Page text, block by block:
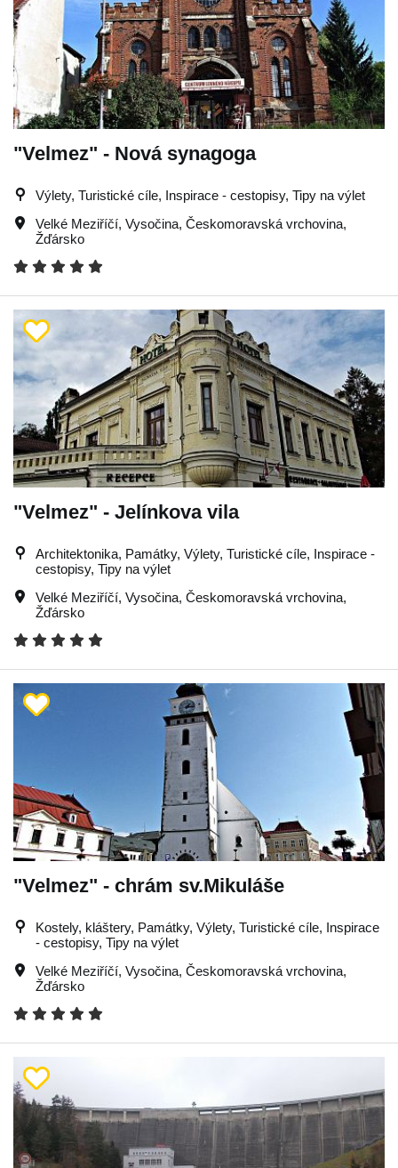
"Velmez" - Nová synagoga
Výlety, Turistické cíle, Inspirace - cestopisy, Tipy na výlet
Velké Meziříčí, Vysočina, Českomoravská vrchovina,
Žďársko
"Velmez" - Jelínkova vila
Architektonika, Památky, Výlety, Turistické cíle, Inspirace -
cestopisy, Tipy na výlet
Velké Meziříčí, Vysočina, Českomoravská vrchovina,
Žďársko
"Velmez" - chrám sv.Mikuláše
Kostely, kláštery, Památky, Výlety, Turistické cíle, Inspirace
- cestopisy, Tipy na výlet
Velké Meziříčí, Vysočina, Českomoravská vrchovina,
Žďársko